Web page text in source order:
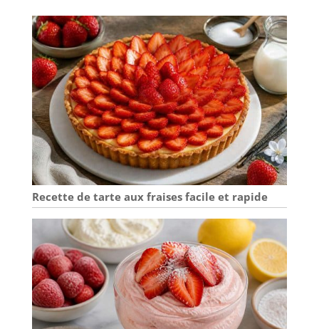
ROBOT MULTIFONCTION – GAIN DE TEMPS AU
QUOTIDIEN Un seul robot pour toutes vos
préparations : desserts, pâtes, crèmes. Gagnez du
temps en cuisine avec un appareil pratique,
efficace et élégant. Disponible en 5 couleurs
modernes pour s’adapter à votre intérieur.
Recette de tarte aux fraises facile et rapide